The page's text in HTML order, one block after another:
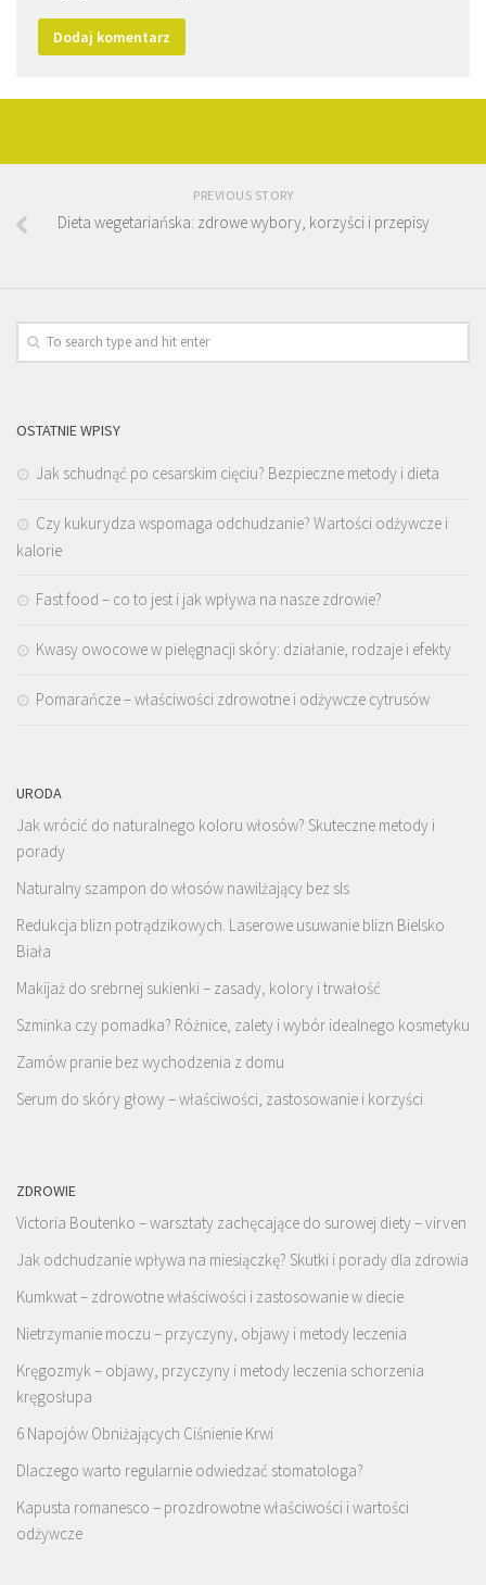
PREVIOUS STORY
Dieta wegetariańska: zdrowe wybory, korzyści i przepisy
OSTATNIE WPISY
Jak schudnąć po cesarskim cięciu? Bezpieczne metody i dieta
Czy kukurydza wspomaga odchudzanie? Wartości odżywcze i
kalorie
Fast food – co to jest i jak wpływa na nasze zdrowie?
Kwasy owocowe w pielęgnacji skóry: działanie, rodzaje i efekty
Pomarańcze – właściwości zdrowotne i odżywcze cytrusów
URODA
Jak wrócić do naturalnego koloru włosów? Skuteczne metody i
porady
Naturalny szampon do włosów nawilżający bez sls
Redukcja blizn potrądzikowych. Laserowe usuwanie blizn Bielsko
Biała
Makijaż do srebrnej sukienki – zasady, kolory i trwałość
Szminka czy pomadka? Różnice, zalety i wybór idealnego kosmetyku
Zamów pranie bez wychodzenia z domu
Serum do skóry głowy – właściwości, zastosowanie i korzyści
ZDROWIE
Victoria Boutenko – warsztaty zachęcające do surowej diety – virven
Jak odchudzanie wpływa na miesiączkę? Skutki i porady dla zdrowia
Kumkwat – zdrowotne właściwości i zastosowanie w diecie
Nietrzymanie moczu – przyczyny, objawy i metody leczenia
Kręgozmyk – objawy, przyczyny i metody leczenia schorzenia
kręgosłupa
6 Napojów Obniżających Ciśnienie Krwi
Dlaczego warto regularnie odwiedzać stomatologa?
Kapusta romanesco – prozdrowotne właściwości i wartości
odżywcze